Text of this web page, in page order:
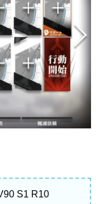
S1 R10